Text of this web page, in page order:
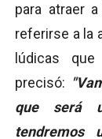
para atraer
referirse a la
lúdicas
precisó:
que será
tendremos